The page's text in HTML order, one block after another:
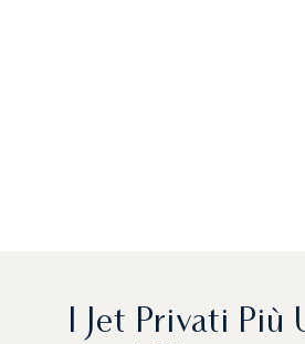
I Jet Privati Più